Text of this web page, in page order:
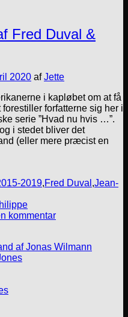
Fred Duval &
2020 afJette
i kapløbet om at få
forfatterne sig her i
serie ”Hvad nu hvis …”.
i stedet bliver det
(eller mere præcist en
2019,Fred Duval ,Jean-
kommentar
af Jonas Wilmann